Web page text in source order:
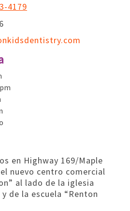
4179
en Highway 169/Maple
nuevo centro comercial
al lado de la iglesia
de la escuela “Renton